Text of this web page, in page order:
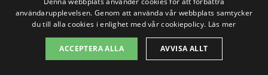
kan du enkelt inhämta erbjudanden och
jämföra priser från olika städleverantörer.
användarupplevelsen. Genom att använda vår webbplats samtycker
du till alla cookies i enlighet med vår cookiepolicy. Läs mer
ACCEPTERA ALLA AVVISA ALLT